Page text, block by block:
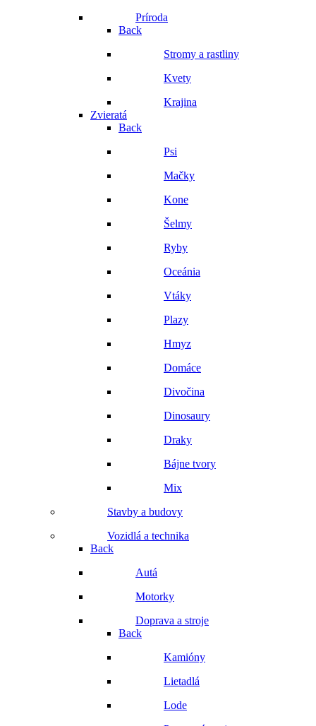
Príroda
Back
Stromy a rastliny
Kvety
Krajina
Zvieratá
Back
Psi
Mačky
Kone
Šelmy
Ryby
Oceánia
Vtáky
Plazy
Hmyz
Domáce
Divočina
Dinosaury
Draky
Bájne tvory
Mix
Stavby a budovy
Vozidlá a technika
Back
Autá
Motorky
Doprava a stroje
Back
Kamióny
Lietadlá
Lode